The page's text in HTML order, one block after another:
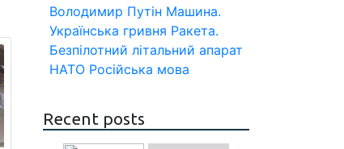
Володимир Путін Машина.
Українська гривня Ракета.
Безпілотний літальний апарат
НАТО Російська мова
Recent posts